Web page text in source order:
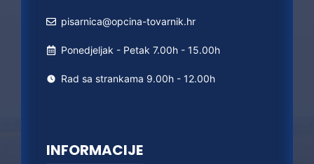
pisarnica@opcina-tovarnik.hr
Ponedjeljak - Petak 7.00h - 15.00h
Rad sa strankama 9.00h - 12.00h
INFORMACIJE